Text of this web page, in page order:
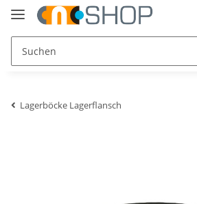
Lagerböcke Lagerflansch